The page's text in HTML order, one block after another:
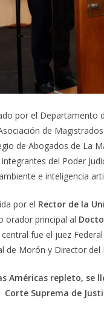
por el Departamento
de
de Abogados de La
del Poder
e inteligencia
por el Rector de la
orador principal al
fue el juez
de Morón y Director del
Américas repleto, se
Corte Suprema de